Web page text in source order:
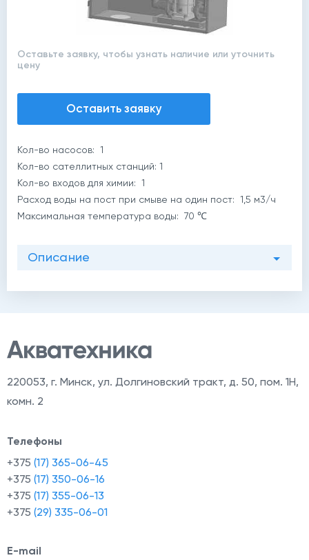
Оставьте заявку, чтобы узнать наличие или уточнить
цену
Оставить заявку
Кол-во насосов: 1
Кол-во сателлитных станций: 1
Кол-во входов для химии: 1
Расход воды на пост при смыве на один пост: 1,5 м3/ч
Максимальная температура воды: 70 ℃
Описание
220053, г. Минск, ул. Долгиновский тракт, д. 50, пом. 1Н,
комн. 2
Телефоны
+375 (17) 365-06-45
+375 (17) 350-06-16
+375 (17) 355-06-13
+375 (29) 335-06-01
E-mail